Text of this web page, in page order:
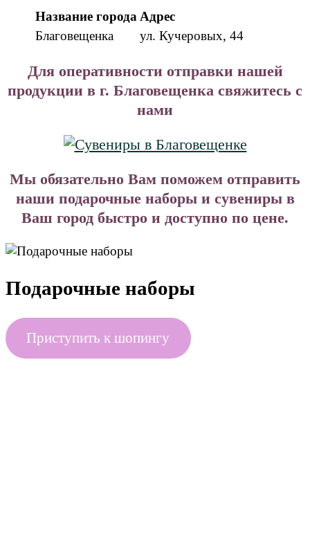
Название города Адрес
Благовещенка
ул. Кучеровых, 44
Для оперативности отправки нашей
продукции в г. Благовещенка свяжитесь с
нами
Мы обязательно Вам поможем отправить
наши подарочные наборы и сувениры в
Ваш город быстро и доступно по цене.
Подарочные наборы
Приступить к шопингу